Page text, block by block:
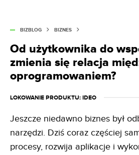
BIZBLOG BIZNES
Od użytkownika do
zmienia się relacja
oprogramowaniem?
LOKOWANIE PRODUKTU: IDEO
Jeszcze niedawno biznes był
narzędzi. Dziś coraz częściej
procesy, rozwija aplikacje i